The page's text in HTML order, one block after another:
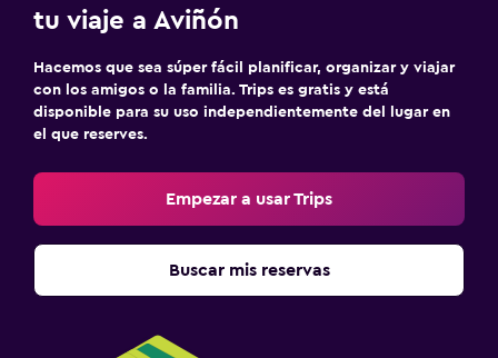
tu viaje a Aviñón
Hacemos que sea súper fácil planificar, organizar y viajar
con los amigos o la familia. Trips es gratis y está
disponible para su uso independientemente del lugar en
el que reserves.
Empezar a usar Trips
Buscar mis reservas